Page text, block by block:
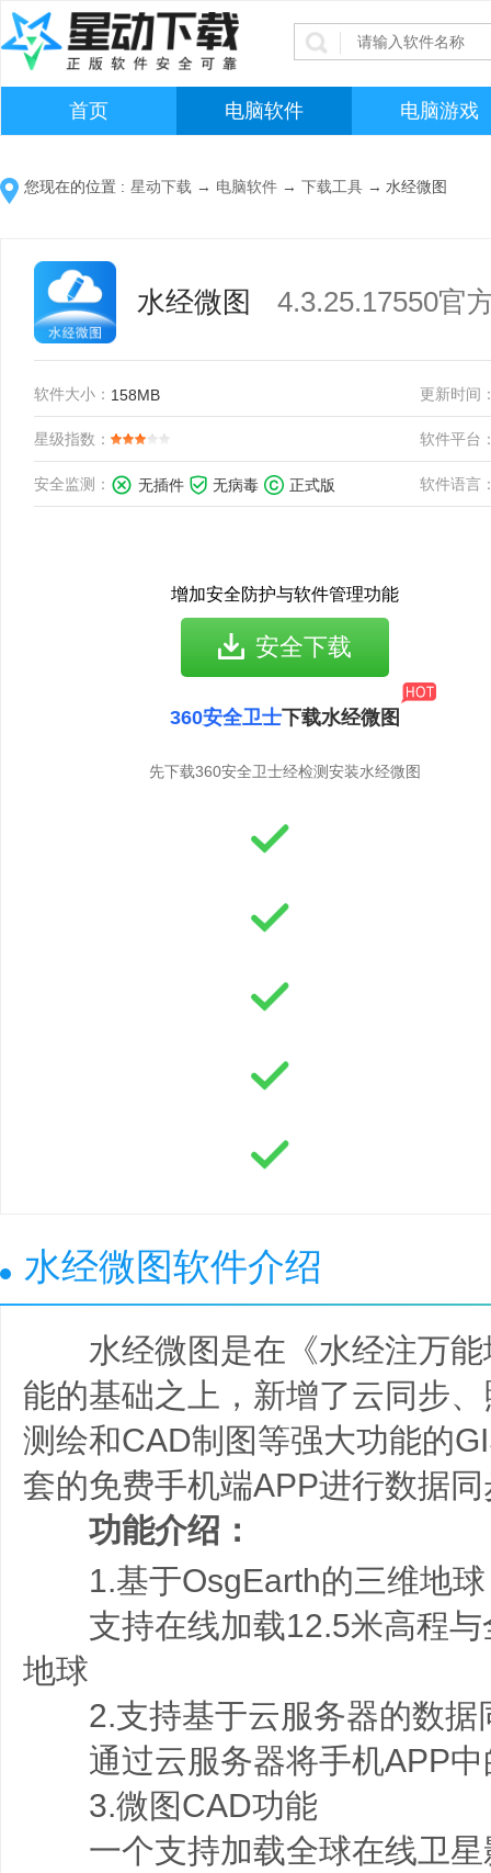
首页 电脑软件 电脑游戏
您现在的位置 : 星动下载 → 电脑软件 → 下载工具 → 水经微图
水经微图 4.3.25.17550官
软件大小： 158MB 更新时间
星级指数： 软件平台
安全监测： 无插件 无病毒 正式版 软件语言
增加安全防护与软件管理功能
安全下载
360安全卫士下载水经微图
先下载360安全卫士经检测安装水经微图
水经微图软件介绍
水经微图是在《水经注万能
能的基础之上，新增了云同步
测绘和CAD制图等强大功能的
套的免费手机端APP进行数据
功能介绍：
1.基于OsgEarth的三维地球
支持在线加载12.5米高程与
地球
2.支持基于云服务器的数据
通过云服务器将手机APP中
3.微图CAD功能
一个支持加载全球在线卫星